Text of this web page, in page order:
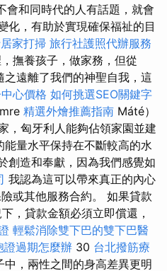
會和同時代的人有話題，就會
化，有助於實現確保福祉的目
家打掃 旅行社護照代辦服務
撫養孩子，做家務，但從
遠離了我們的神聖自我，這
心價格 如何挑選SEO關鍵字
精選外燴推薦指南 Máté）
，匈牙利人能夠佔領家園並建
量水平保持在不斷較高的水
創造和奉獻，因為我們感覺如
我認為這可以帶來真正的內心
或其他服務合約。 如果貸款
，貸款金額必須立即償還，
輕鬆消除雙下巴的雙下巴醫
證過期怎麼辦 30 台北撥筋療
，兩性之間的身高差異更明